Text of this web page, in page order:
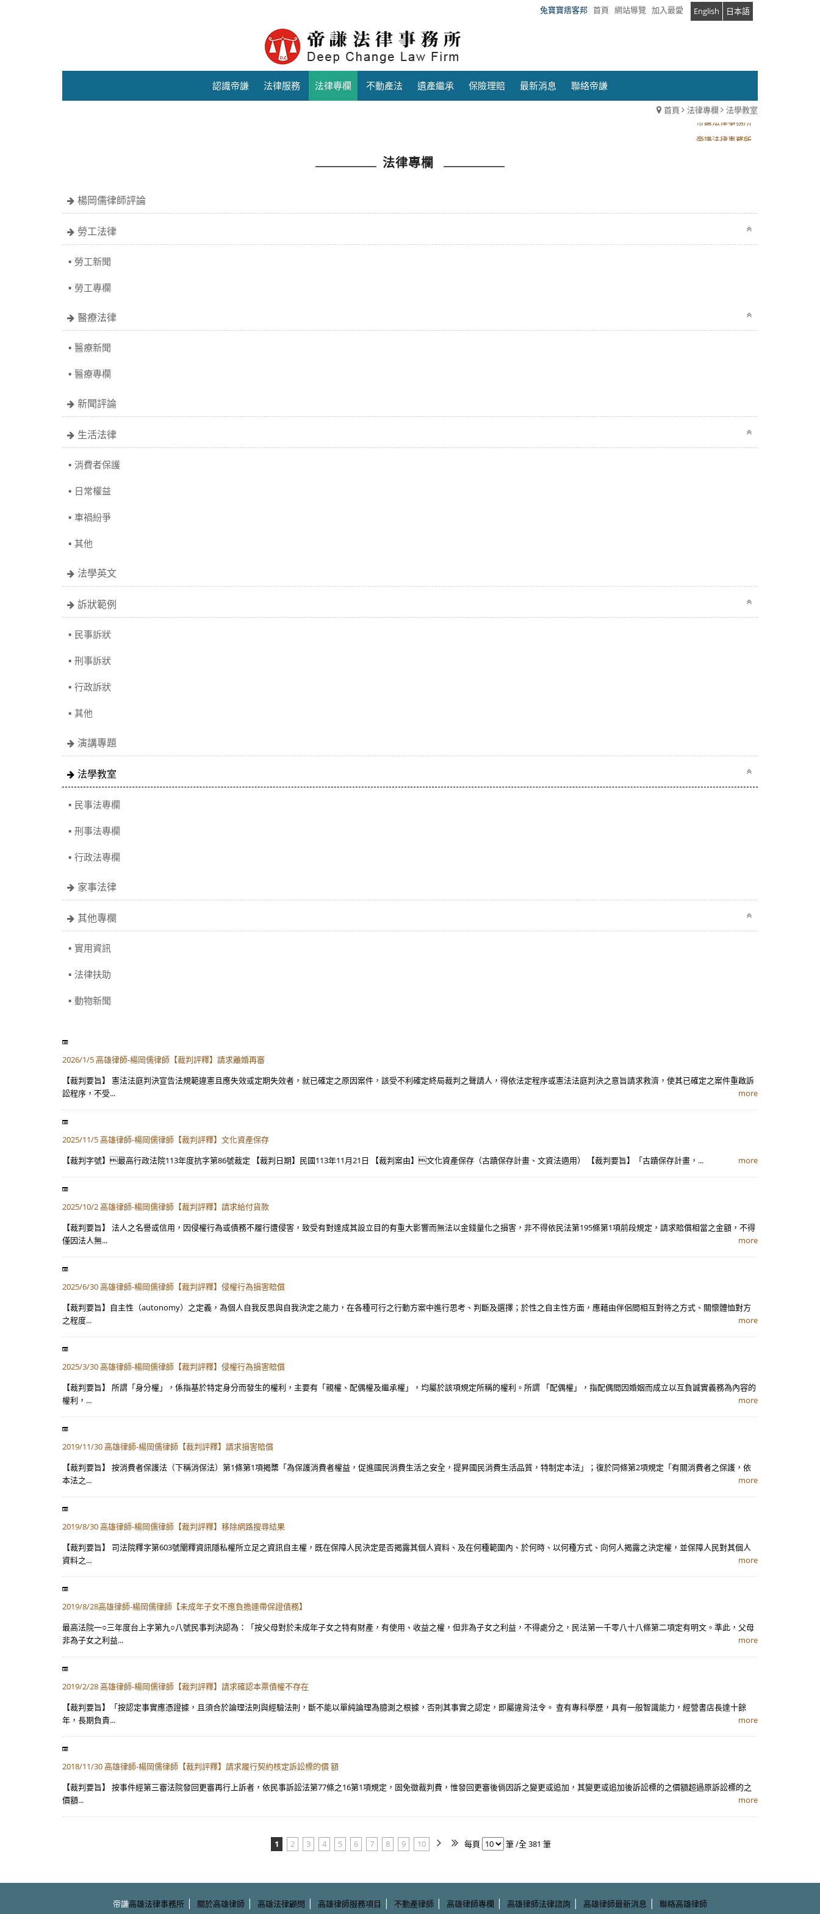
兔寶寶痞客邦 首頁 網站導覽 加入最愛 English 日本語
認識帝謙 法律服務 法律專欄 不動產法 遺產繼承 保險理賠 最新消息 聯絡帝謙
首頁 法律專欄
法學教室
法律專欄
楊岡儒律師評論
勞工法律
勞工新聞
勞工專欄
醫療法律
醫療新聞
醫療專欄
新聞評論
生活法律
消費者保護
日常權益
車禍紛爭
其他
法學英文
訴狀範例
民事訴狀
刑事訴狀
行政訴狀
其他
演講專題
法學教室
民事法專欄
刑事法專欄
行政法專欄
家事法律
其他專欄
實用資訊
法律扶助
動物新聞
2026/1/5 高雄律師-楊岡儒律師【裁判評釋】請求離婚再審
【裁判要旨】 憲法法庭判決宣告法規範違憲且應失效或定期失效者，就已確定之原因案件，該受不利確定終局裁判之聲請人，得依法定程序或憲法法庭判決之意旨請求救濟，使其已確定之案件重啟訴
訟程序，不受...
more
2025/11/5 高雄律師-楊岡儒律師【裁判評釋】文化資產保存
【裁判字號】最高行政法院113年度抗字第86號裁定 【裁判日期】民國113年11月21日 【裁判案由】文化資產保存（古蹟保存計畫、文資法適用） 【裁判要旨】「古蹟保存計畫，...
more
2025/10/2 高雄律師-楊岡儒律師【裁判評釋】請求給付貨款
【裁判要旨】 法人之名譽或信用，因侵權行為或債務不履行遭侵害，致受有對達成其設立目的有重大影響而無法以金錢量化之損害，非不得依民法第195條第1項前段規定，請求賠償相當之金額，不得
僅因法人無...
more
2025/6/30 高雄律師-楊岡儒律師【裁判評釋】侵權行為損害賠償
【裁判要旨】自主性（autonomy）之定義，為個人自我反思與自我決定之能力，在各種可行之行動方案中進行思考、判斷及選擇；於性之自主性方面，應藉由伴侶間相互對待之方式、關懷體恤對方
之程度...
more
2025/3/30 高雄律師-楊岡儒律師【裁判評釋】侵權行為損害賠償
【裁判要旨】 所謂「身分權」，係指基於特定身分而發生的權利，主要有「親權、配偶權及繼承權」，均屬於該項規定所稱的權利。所謂 「配偶權」，指配偶間因婚姻而成立以互負誠實義務為內容的
權利，...
more
2019/11/30 高雄律師-楊岡儒律師【裁判評釋】請求損害賠償
【裁判要旨】 按消費者保護法（下稱消保法）第1條第1項揭櫫「為保護消費者權益，促進國民消費生活之安全，提昇國民消費生活品質，特制定本法」；復於同條第2項規定「有關消費者之保護，依
本法之...
more
2019/8/30 高雄律師-楊岡儒律師【裁判評釋】移除網路搜尋結果
【裁判要旨】 司法院釋字第603號闡釋資訊隱私權所立足之資訊自主權，既在保障人民決定是否揭露其個人資料、及在何種範圍內、於何時、以何種方式、向何人揭露之決定權，並保障人民對其個人
資料之...
more
2019/8/28高雄律師-楊岡儒律師【未成年子女不應負擔連帶保證債務】
最高法院一○三年度台上字第九○八號民事判決認為：「按父母對於未成年子女之特有財產，有使用、收益之權，但非為子女之利益，不得處分之，民法第一千零八十八條第二項定有明文。準此，父母
非為子女之利益...
more
2019/2/28 高雄律師-楊岡儒律師【裁判評釋】請求確認本票債權不存在
【裁判要旨】「按認定事實應憑證據，且須合於論理法則與經驗法則，斷不能以單純論理為臆測之根據，否則其事實之認定，即屬違背法令。 查有專科學歷，具有一般智識能力，經營書店長達十餘
年，長期負責...
more
2018/11/30 高雄律師-楊岡儒律師【裁判評釋】請求履行契約核定訴訟標的價 額
【裁判要旨】 按事件經第三審法院發回更審再行上訴者，依民事訴訟法第77條之16第1項規定，固免徵裁判費，惟發回更審後倘因訴之變更或追加，其變更或追加後訴訟標的之價額超過原訴訟標的之
價額...
more
1 2 3 4 5 6 7 8 9 10 每頁 筆 /全 381 筆
帝謙高雄法律事務所 | 關於高雄律師 | 高雄法律顧問 | 高雄律師服務項目 | 不動產律師 | 高雄律師專欄 | 高雄律師法律諮詢 | 高雄律師最新消息 | 聯絡高雄律師